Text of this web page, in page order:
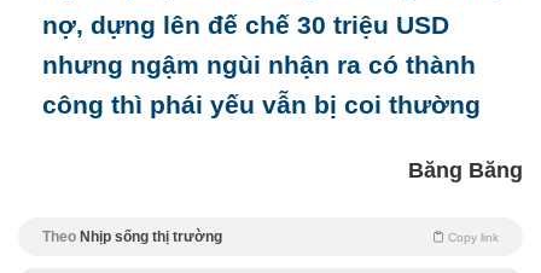
nợ, dựng lên đế chế 30 triệu USD
nhưng ngậm ngùi nhận ra có thành
công thì phái yếu vẫn bị coi thường
Băng Băng
Theo Nhịp sống thị trường Copy link